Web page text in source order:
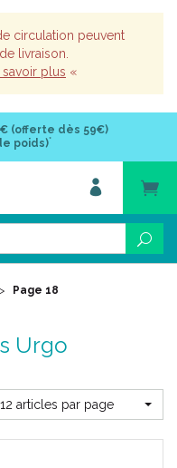
circulation peuvent
livraison.
plus «
(offerte dès 59€)
poids)*
Page 18
Urgo
12 articles par page